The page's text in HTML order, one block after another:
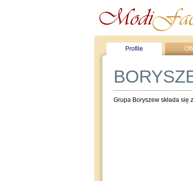
Profile
Grupa Boryszew składa się